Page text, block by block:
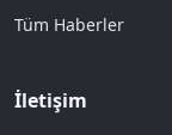
Tüm Haberler
İletişim